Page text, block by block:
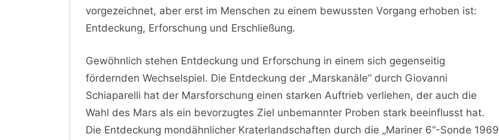
vorgezeichnet, aber erst im Menschen zu einem bewussten Vorgang erhoben ist:
Entdeckung, Erforschung und Erschließung.
Gewöhnlich stehen Entdeckung und Erforschung in einem sich gegenseitig
fördernden Wechselspiel. Die Entdeckung der „Marskanäle“ durch Giovanni
Schiaparelli hat der Marsforschung einen starken Auftrieb verliehen, der auch die
Wahl des Mars als ein bevorzugtes Ziel unbemannter Proben stark beeinflusst hat.
Die Entdeckung mondähnlicher Kraterlandschaften durch die „Mariner 6“-Sonde 1969